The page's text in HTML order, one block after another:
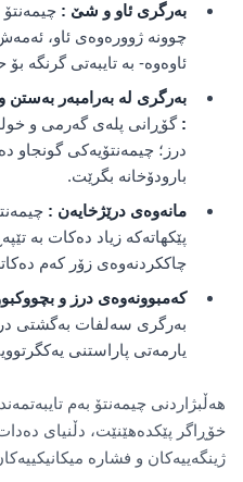
بەرگری ئاو و شێ :
چوونە ژوورەوەی ئاو،
ئاوەوە- بە تایبەتی گرنگە بۆ
بەرگری لە بەرامبەر
: گۆڕانی پلەی گەرمی و
درز؛ چیمەنتۆیەکی گونجاو
بارودۆخانە بگرێت.
مانەوەی درێژخایەن :
پێکهاتەکە زیاد دەکات بە
چاککردنەوەی زۆر کەم
کەمبوونەوەی درز و
بەرگری سەلفات بەگشتی
یارمەتی پاراستنی
هەڵبژاردنی چیمەنتۆ بەم
خۆڕاگر پێکدەهێنێت، دڵنیای
ژینگەییەکان و فشارە